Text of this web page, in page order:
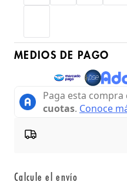
MEDIOS DE PAGO
Calcule el envío